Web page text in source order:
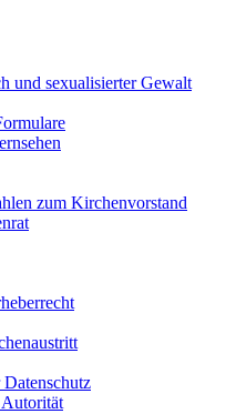
und sexualisierter Gewalt
zum Kirchenvorstand